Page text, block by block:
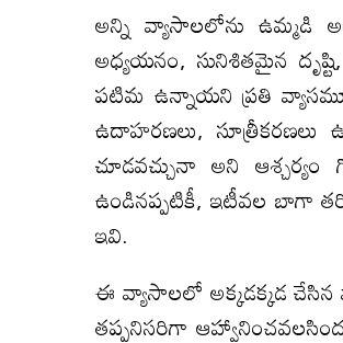
అన్ని వ్యాసాలలోను ఉమ్మడి
అధ్యయనం, సునిశితమైన
పటిమ ఉన్నాయని ప్రతి వ్యాసమూ
ఉదాహరణలు,
చూడవచ్చునా అని
ఉండినప్పటికీ, ఇటీవల బాగా
ఇవి.
ఈ వ్యాసాలలో అక్కడక్కడ చేసిన
తప్పనిసరిగా